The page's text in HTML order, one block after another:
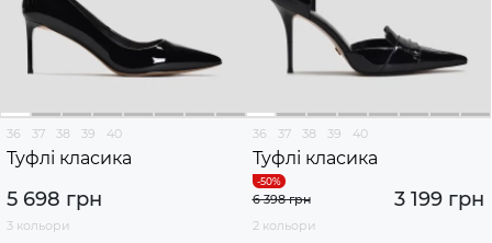
36 37 38 39 40
Туфлі класика
5 698 грн
3 кольори
36 37 38 39 40
Туфлі класика
3 199 грн
6 398 грн
2 кольори